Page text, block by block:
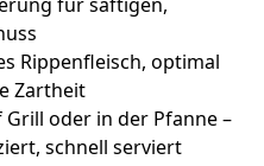
Rippenfleisch, optimal
Zartheit
oder in der Pfanne –
schnell serviert